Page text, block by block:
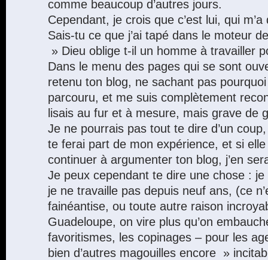
comme beaucoup d’autres jours.
Cependant, je crois que c’est lui, qui
Sais-tu ce que j’ai tapé dans le moteur
» Dieu oblige t-il un homme à travailler
Dans le menu des pages qui se sont
retenu ton blog, ne sachant pas
parcouru, et me suis complètement
lisais au fur et à mesure, mais grave de
Je ne pourrais pas tout te dire d’un
te ferai part de mon expérience, et si
continuer à argumenter ton blog, j’en
Je peux cependant te dire une chose :
je ne travaille pas depuis neuf ans, (ce
fainéantise, ou toute autre raison
Guadeloupe, on vire plus qu’on
favoritismes, les copinages – pour les
bien d’autres magouilles encore »